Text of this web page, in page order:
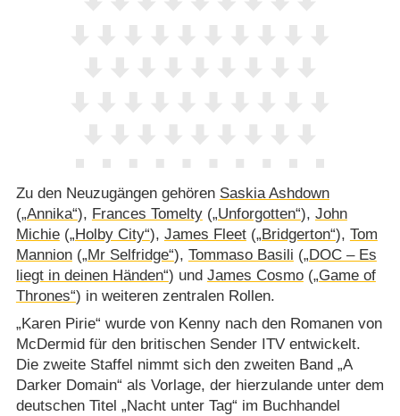
Zu den Neuzugängen gehören Saskia Ashdown
(„Annika“), Frances Tomelty(„Unforgotten“), John
Michie(„Holby City“), James Fleet(„Bridgerton“), Tom
Mannion(„Mr Selfridge“), Tommaso Basili („DOC – Es
liegt in deinen Händen“) und James Cosmo(„Game of
Thrones“) in weiteren zentralen Rollen.
„Karen Pirie“ wurde von Kenny nach den Romanen von
McDermid für den britischen Sender ITV entwickelt.
Die zweite Staffel nimmt sich den zweiten Band „A
Darker Domain“ als Vorlage, der hierzulande unter dem
deutschen Titel „Nacht unter Tag“ im Buchhandel